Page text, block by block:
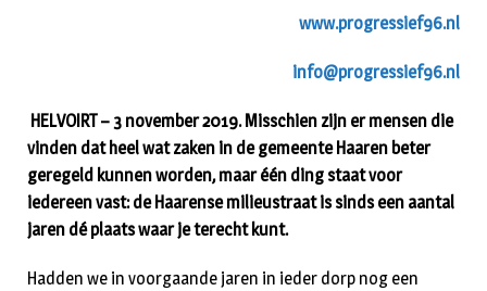
www.progressief96.nl
info@progressief96.nl
HELVOIRT – 3 november 2019. Misschien zijn er mensen die
vinden dat heel wat zaken in de gemeente Haaren beter
geregeld kunnen worden, maar één ding staat voor
iedereen vast: de Haarense milieustraat is sinds een aantal
jaren dé plaats waar je terecht kunt.
Hadden we in voorgaande jaren in ieder dorp nog een